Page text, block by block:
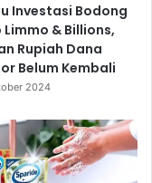
Investasi Bodong
& Billions,
Rupiah Dana
Belum Kembali
2024